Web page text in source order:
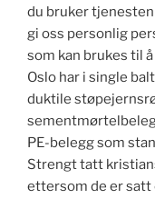
du bruker tjenesten
gi oss personlig
som kan brukes til
Oslo har i single
duktile
PE-belegg som
Strengt tatt
ettersom de er satt